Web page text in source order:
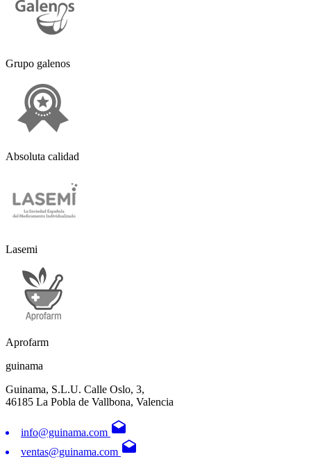
Grupo galenos
Absoluta calidad
Lasemi
Aprofarm
guinama
Guinama, S.L.U. Calle Oslo, 3,
46185 La Pobla de Vallbona, Valencia
info@guinama.com drafts
ventas@guinama.com drafts